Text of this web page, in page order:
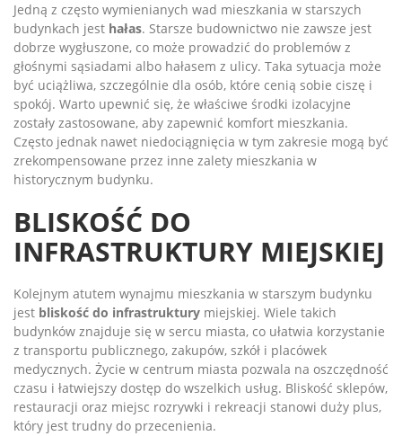
Jedną z często wymienianych wad mieszkania w starszych
budynkach jest hałas. Starsze budownictwo nie zawsze jest
dobrze wygłuszone, co może prowadzić do problemów z
głośnymi sąsiadami albo hałasem z ulicy. Taka sytuacja może
być uciążliwa, szczególnie dla osób, które cenią sobie ciszę i
spokój. Warto upewnić się, że właściwe środki izolacyjne
zostały zastosowane, aby zapewnić komfort mieszkania.
Często jednak nawet niedociągnięcia w tym zakresie mogą być
zrekompensowane przez inne zalety mieszkania w
historycznym budynku.
BLISKOŚĆ DO
INFRASTRUKTURY MIEJSKIEJ
Kolejnym atutem wynajmu mieszkania w starszym budynku
jest bliskość do infrastruktury miejskiej. Wiele takich
budynków znajduje się w sercu miasta, co ułatwia korzystanie
z transportu publicznego, zakupów, szkół i placówek
medycznych. Życie w centrum miasta pozwala na oszczędność
czasu i łatwiejszy dostęp do wszelkich usług. Bliskość sklepów,
restauracji oraz miejsc rozrywki i rekreacji stanowi duży plus,
który jest trudny do przecenienia.